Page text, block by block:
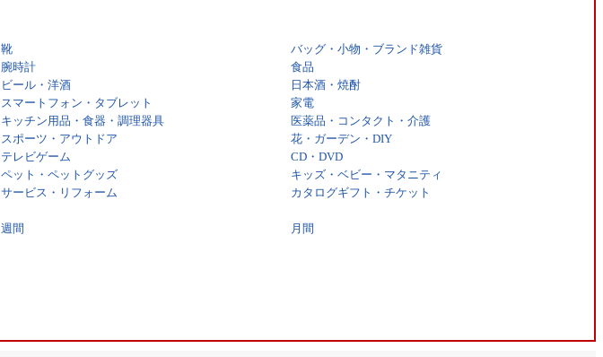
靴
バッグ・小物・ブランド雑貨
腕時計
食品
ビール・洋酒
日本酒・焼酎
スマートフォン・タブレット
家電
キッチン用品・食器・調理器具
医薬品・コンタクト・介護
スポーツ・アウトドア
花・ガーデン・DIY
テレビゲーム
CD・DVD
ペット・ペットグッズ
キッズ・ベビー・マタニティ
サービス・リフォーム
カタログギフト・チケット
週間
月間